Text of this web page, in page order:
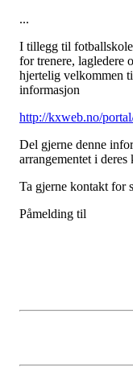
...
I tillegg til fotballskole
for trenere, lagledere
hjertelig velkommen
informasjon
http://kxweb.no/
Del gjerne denne
arrangementet i deres
Ta gjerne kontakt for
Påmelding til